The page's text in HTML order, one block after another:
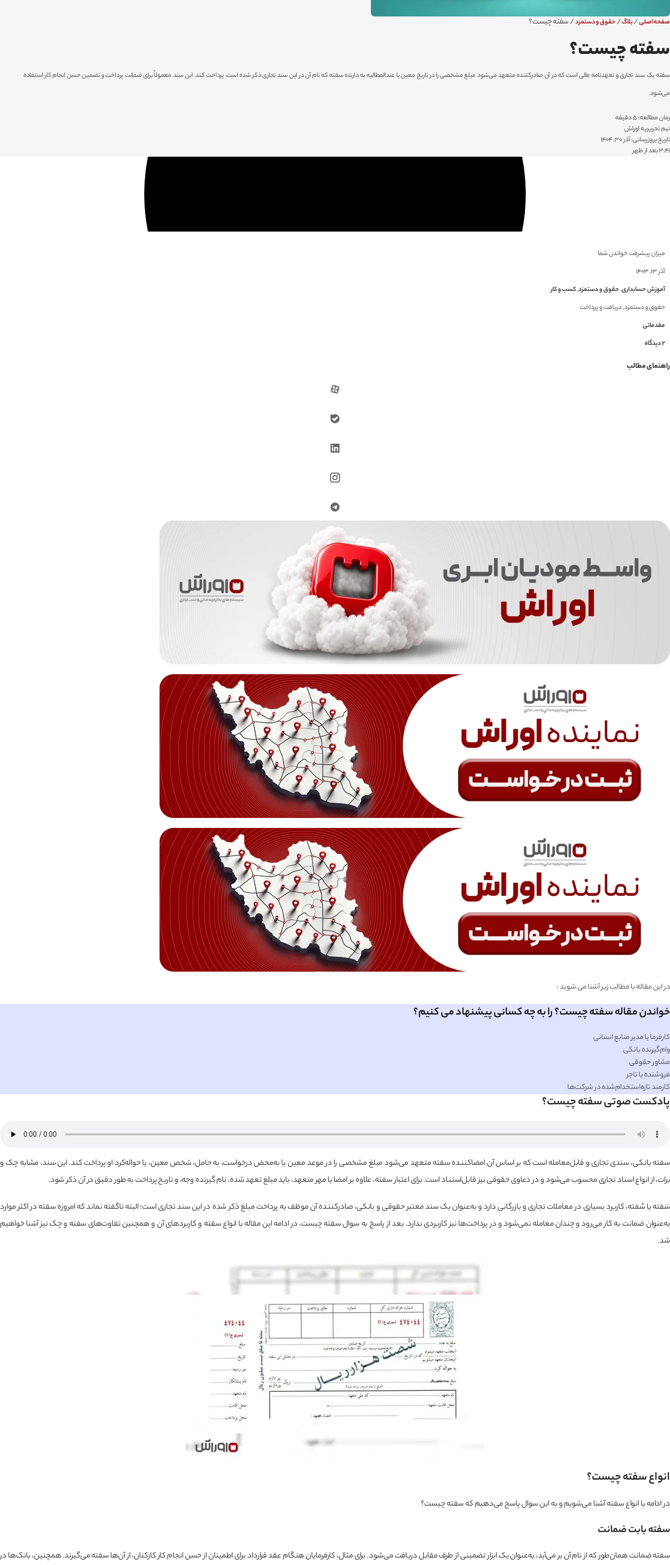
صفحه اصلی/بلاگ/حقوق و دستمزد/سفته چیست؟
سفته چیست؟
سفته یک سند تجاری و تعهدنامه مالی است که در آن صادرکننده متعهد می‌شود مبلغ مشخصی را در تاریخ معین یا عندالمطالبه به دارنده سفته که نام آن در این سند تجاری ذکر شده است، پرداخت کند. این سند معمولاً برای ضمانت پرداخت و تضمین حسن انجام کار استفاده
می‌شود.
زمان مطالعه: 5 دقیقه
تیم تحریریه اوراش
تاریخ بروزرسانی: آذر 30, 1404
۳:۴۱ بعد از ظهر
میزان پیشرفت خواندن شما
آذر ۱۳, ۱۴۰۳
آموزش حسابداری,حقوق و دستمزد,کسب و کار
حقوق و دستمزد,دریافت و پرداخت
مقدماتی
2 دیدگاه
راهنمای مطالب
در این مقاله با مطالب زیر آشنا می شوید :
خواندن مقاله سفته چیست؟ را به چه کسانی پیشنهاد می کنیم؟
کارفرما یا مدیر منابع انسانی
وام‌گیرنده بانکی
مشاور حقوقی
فروشنده یا تاجر
کارمند تازه‌استخدام‌شده در شرکت‌ها
پادکست صوتی سفته چیست؟
سفته بانکی، سندی تجاری و قابل‌معامله است که بر اساس آن امضاکننده سفته متعهد می‌شود مبلغ مشخصی را در موعد معین یا به‌محض درخواست، به حامل، شخص معین، یا حواله‌کرد او پرداخت کند. این سند، مشابه چک و
برات، از انواع اسناد تجاری محسوب می‌شود و در دعاوی حقوقی نیز قابل‌استناد است. برای اعتبار سفته، علاوه بر امضا یا مهر متعهد، باید مبلغ تعهد شده، نام گیرنده وجه، و تاریخ پرداخت به طور دقیق در آن ذکر شود.
سَفته یا سُفته، کاربرد بسیاری در معاملات تجاری و بازرگانی دارد و به‌عنوان یک سند معتبر حقوقی و بانکی، صادرکننده آن موظف به پرداخت مبلغ ذکر شده در این سند تجاری است؛ البته ناگفته نماند که امروزه سفته در اکثر موارد
به‌عنوان ضمانت به کار می‌رود و چندان معامله نمی‌شود و در پرداخت‌ها نیز کاربردی ندارد. بعد از پاسخ به سوال سفته چیست، در ادامه این مقاله با انواع سفته و کاربردهای آن و همچنین تفاوت‌های سفته و چک نیز آشنا خواهیم
شد.
انواع سفته چیست؟
در ادامه با انواع سفته آشنا می‌شویم و به این سوال پاسخ می‌دهیم که سفته چیست؟
سفته بابت ضمانت
سفته ضمانت همان‌طور که از نام آن بر می‌آید، به‌عنوان یک ابزار تضمینی از طرف مقابل دریافت می‌شود. برای مثال، کارفرمایان هنگام عقد قرارداد برای اطمینان از حسن انجام کار کارکنان، از آن‌ها سفته می‌گیرند. همچنین، بانک‌ها در